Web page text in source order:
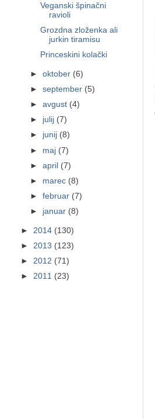
Veganski špinačni
ravioli
Grozdna zloženka ali
jurkin tiramisu
Princeskini kolački
►oktober (6)
►september (5)
►avgust (4)
► julij (7)
► junij (8)
► maj (7)
►april (7)
► marec (8)
►februar (7)
► januar (8)
► 2014 (130)
► 2013 (123)
► 2012 (71)
► 2011 (23)